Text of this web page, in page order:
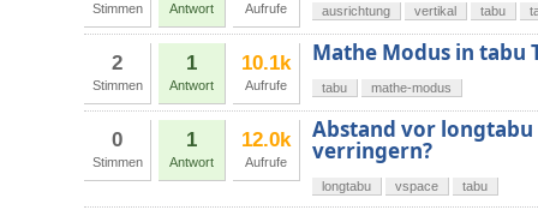
Stimmen Antwort Aufrufe ausrichtung vertikal tabu
2
Stimmen
1
Antwort
10.1k
Aufrufe
Mathe Modus in tabu
tabu mathe-modus
0
Stimmen
1
Antwort
12.0k
Aufrufe
Abstand vor
verringern?
longtabu vspace tabu